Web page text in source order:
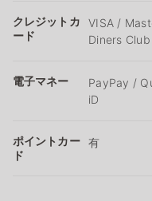
クレジットカ
ード
VISA /
Diners Club
電子マネー
PayPay /
iD
ポイントカー
ド
有